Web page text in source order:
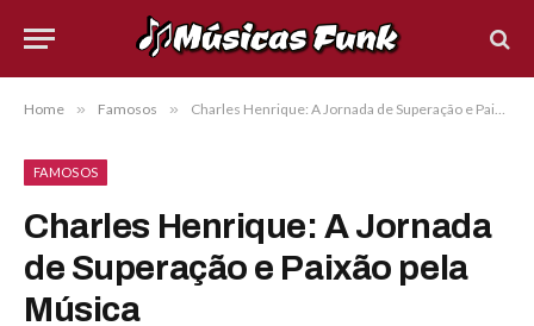
Home » Famosos » Charles Henrique: A Jornada de Superação e Paixão pela Música
FAMOSOS
Charles Henrique: A Jornada
de Superação e Paixão pela
Música